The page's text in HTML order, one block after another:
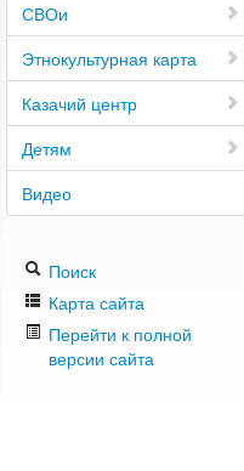
СВОи
Этнокультурная карта
Казачий центр
Детям
Видео
Поиск
Карта сайта
Перейти к полной
версии сайта